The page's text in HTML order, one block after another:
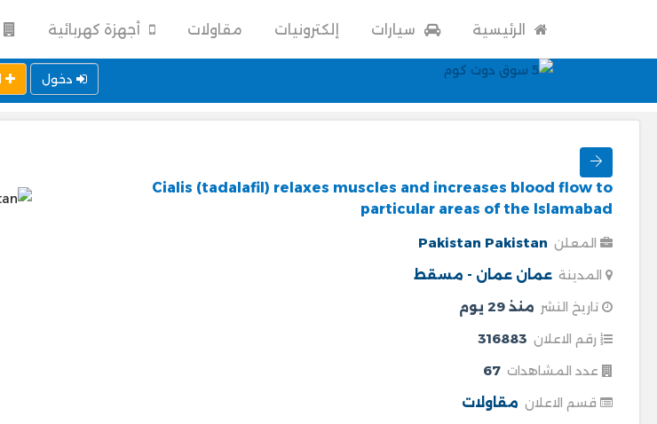
الرئيسية سيارات إلكترونيات مقاولات أجهزة كهربائية
دخول
Cialis (tadalafil) relaxes muscles and increases blood flow to
particular areas of the Islamabad
المعلن Pakistan Pakistan
المدينة عمان عمان - مسقط
تاريخ النشر منذ 29 يوم
رقم الاعلان 316883
عدد المشاهدات 67
قسم الاعلان مقاولات